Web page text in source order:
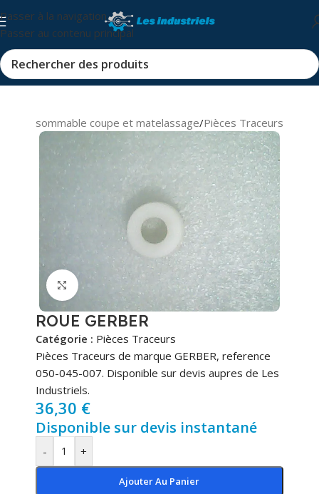
Passer à la navigation
Passer au contenu principal
et consommable coupe et matelassage/Pièces Traceurs
Cliquez pour agrandir
ROUE GERBER
Catégorie : Pièces Traceurs
Pièces Traceurs de marque GERBER, reference
050-045-007. Disponible sur devis aupres de Les
Industriels.
36,30 €
Disponible sur devis instantané
- +
Ajouter Au Panier